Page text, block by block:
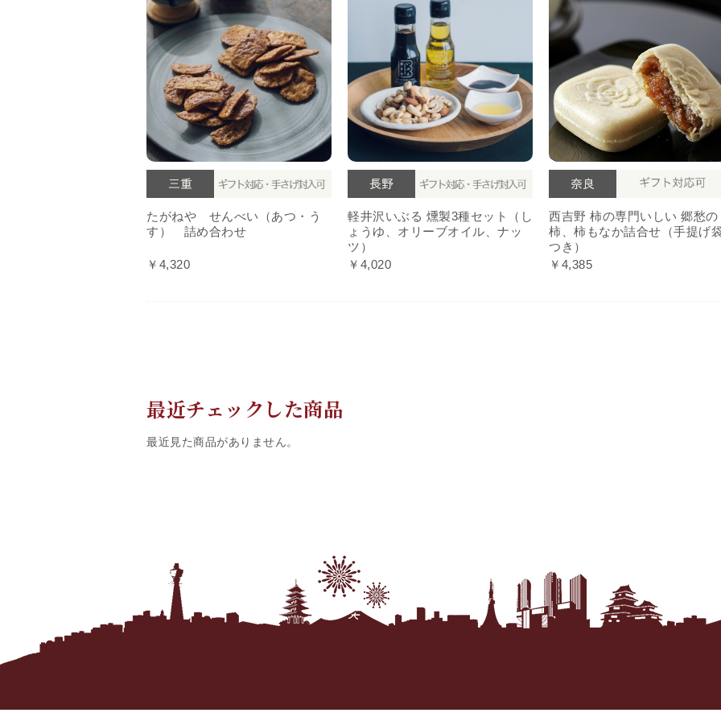
たがねや せんべい（あつ・う
す） 詰め合わせ
￥4,320
軽井沢いぶる 燻製3種セット（し
ょうゆ、オリーブオイル、ナッ
ツ）
￥4,020
西吉野 柿の専門いしい 郷愁の
柿、柿もなか詰合せ（手提げ
つき）
￥4,385
最近チェックした商品
最近見た商品がありません。